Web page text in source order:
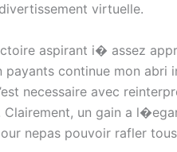
virtuelle.
aspirant i� assez
continue mon
necessaire avec
un gain a
nepas pouvoir rafler